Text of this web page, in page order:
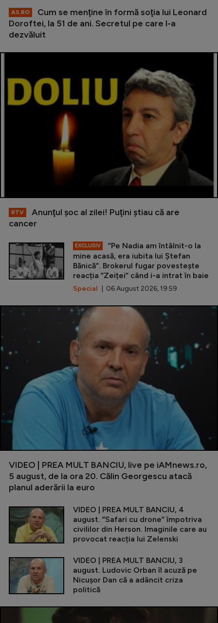
AS.RO
Cum se menţine în formă soţia lui Leonard
Doroftei, la 51 de ani. Secretul pe care l-a
dezvăluit
RTV
Anunţul şoc al zilei! Puţini ştiau că are
cancer
EXCLUSIV
”Pe Nadia am întâlnit-o la
mine acasă, era iubita lui Ștefan
Bănică”. Brokerul fugar povestește
reacția ”Zeiței” când i-a intrat în baie
Special | 06 August 2026, 19:59
VIDEO | PREA MULT BANCIU, live pe iAMnews.ro,
5 august, de la ora 20. Călin Georgescu atacă
planul aderării la euro
VIDEO | PREA MULT BANCIU, 4
august. ”Safari cu drone” împotriva
civililor din Herson. Imaginile care au
provocat reacția lui Zelenski
VIDEO | PREA MULT BANCIU, 3
august. Ludovic Orban îl acuză pe
Nicușor Dan că a adâncit criza
politică